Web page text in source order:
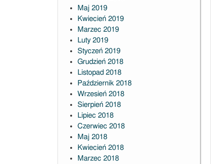
Maj 2019
Kwiecień 2019
Marzec 2019
Luty 2019
Styczeń 2019
Grudzień 2018
Listopad 2018
Październik 2018
Wrzesień 2018
Sierpień 2018
Lipiec 2018
Czerwiec 2018
Maj 2018
Kwiecień 2018
Marzec 2018